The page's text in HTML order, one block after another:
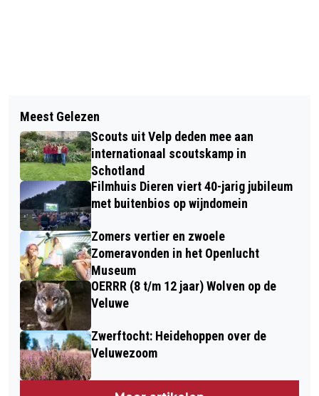
DE PAPERCLIP EN FITLAND WERKEN
SAMEN AAN EEN GEZOND LICHAAM
OORLOGSVERHALEN MET ALIE
NOORLAG IN DORPSKERK RHEDEN
Meest Gelezen
Scouts uit Velp deden mee aan
internationaal scoutskamp in
Schotland
Filmhuis Dieren viert 40-jarig jubileum
met buitenbios op wijndomein
Zomers vertier en zwoele
Zomeravonden in het Openlucht
Museum
OERRR (8 t/m 12 jaar) Wolven op de
Veluwe
Zwerftocht: Heidehoppen over de
Veluwezoom